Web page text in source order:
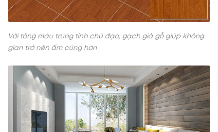
Với tông màu trung tính chủ đạo, gạch giả gỗ giúp không
gian trở nên ấm cúng hơn